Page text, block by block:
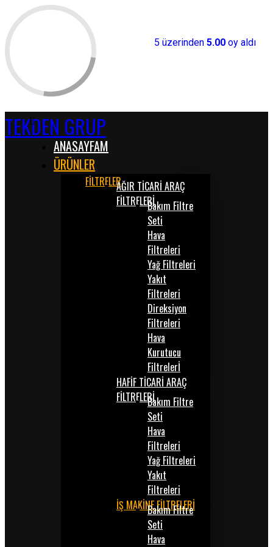
TEKDEN GRUP
ANASAYFAM
ÜRÜNLER
FİLTRELERAĞIR TİCARİ ARAÇ
FİLTRELERİBakım Filtre
Seti
Hava
Filtreleri
Yağ Filtreleri
Yakıt
Filtreleri
Direksiyon
Filtreleri
Hava
Kurutucu
Filtrelerİ
HAFİF TİCARİ ARAÇ
FİLTRELERİBakım Filtre
Seti
Hava
Filtreleri
Yağ Filtreleri
Yakıt
Filtreleri
İŞ MAKİNE FİLTRELERİ
Bakım Filtre
Seti
Hava
5 üzerinden 5.00 oy aldı